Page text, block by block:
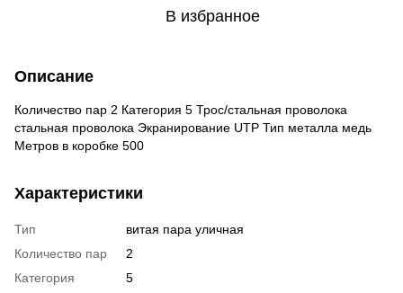
В избранное
Описание
Количество пар 2 Категория 5 Трос/стальная проволока
стальная проволока Экранирование UTP Тип металла медь
Метров в коробке 500
Характеристики
Тип
витая пара уличная
Количество пар
2
Категория
5